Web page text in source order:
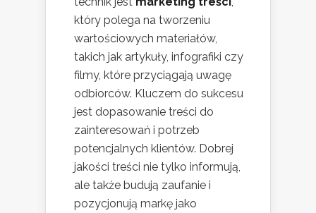
który polega na tworzeniu
wartościowych materiałów,
takich jak artykuły, infografiki czy
filmy, które przyciągają uwagę
odbiorców. Kluczem do sukcesu
jest dopasowanie treści do
zainteresowań i potrzeb
potencjalnych klientów. Dobrej
jakości treści nie tylko informują,
ale także budują zaufanie i
pozycjonują markę jako